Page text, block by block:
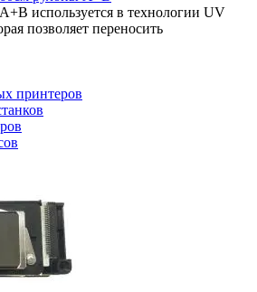
используется в технологии UV
позволяет переносить
принтеров